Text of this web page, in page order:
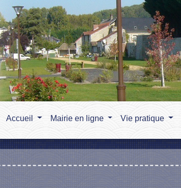
Accueil Mairie en ligne Vie pratique